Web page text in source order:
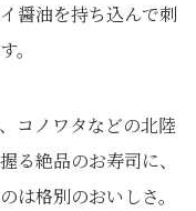
醤油を持ち込んで刺
。
コノワタなどの北陸
る絶品のお寿司に、
は格別のおいしさ。